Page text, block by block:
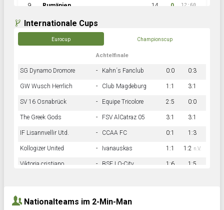
9 Rumänien 14 0 12:60
Internationale Cups
Eurocup Championscup
Achtelfinale
SG Dynamo Dromore - Kahn´s Fanclub 0:0 0:3
GW Wusch Herrlich - Club Magdeburg 1:1 3:1
SV 16 Osnabrück - Equipe Tricolore 2:5 0:0
The Greek Gods - FSV AlCatraz 05 3:1 3:1
IF Lisannvellir Utd. - CCAA FC 0:1 1:3
Kollogizer United - Ivanauskas 1:1 1:2 n.V.
Viktoria cristiano - BSF LO-City 1:6 1:5
Nationalteams im 2-Min-Man